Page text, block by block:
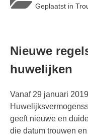
Geplaatst in
Nieuwe
huwelijken
Vanaf 29 januari
geeft nieuwe en
die datum trouwen